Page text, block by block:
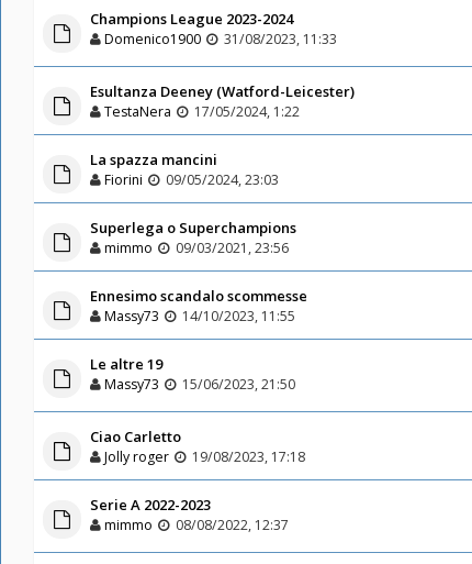
Champions League 2023-2024
Domenico1900 31/08/2023, 11:33
Esultanza Deeney (Watford-Leicester)
TestaNera 17/05/2024, 1:22
La spazza mancini
Fiorini 09/05/2024, 23:03
Superlega o Superchampions
mimmo 09/03/2021, 23:56
Ennesimo scandalo scommesse
Massy73 14/10/2023, 11:55
Le altre 19
Massy73 15/06/2023, 21:50
Ciao Carletto
Jolly roger 19/08/2023, 17:18
Serie A 2022-2023
mimmo 08/08/2022, 12:37